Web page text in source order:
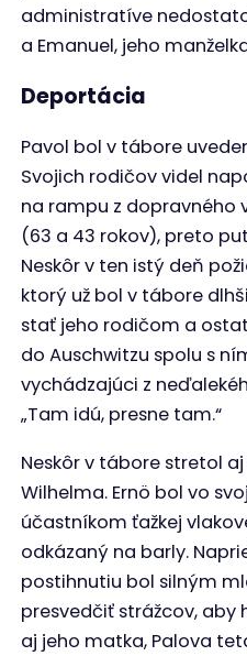
administratíve
a Emanuel, jeho
Deportácia
Pavol bol v tábore
Svojich rodičov videl
na rampu z dopravného
(63 a 43 rokov), preto
Neskôr v ten istý deň
ktorý už bol v tábore
stať jeho rodičom a
do Auschwitzu spolu s
vychádzajúci z
„Tam idú, presne tam.“
Neskôr v tábore stretol
Wilhelma. Ernö bol vo
účastníkom ťažkej
odkázaný na barly.
postihnutiu bol silným
presvedčiť strážcov, aby
aj jeho matka, Palova